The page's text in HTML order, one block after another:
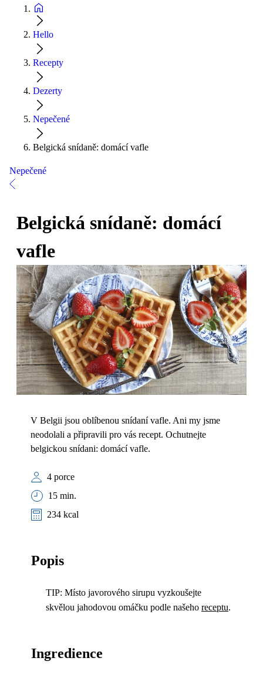
Hello
Recepty
Dezerty
Nepečené
Belgická snídaně: domácí vafle
Nepečené
Belgická snídaně: domácí
vafle
V Belgii jsou oblíbenou snídaní vafle. Ani my jsme
neodolali a připravili pro vás recept. Ochutnejte
belgickou snídani: domácí vafle.
4 porce
15 min.
234 kcal
Popis
TIP: Místo javorového sirupu vyzkoušejte
skvělou jahodovou omáčku podle našeho receptu.
Ingredience